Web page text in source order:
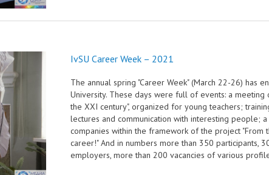
IvSU Career Week – 2021
The annual spring "Career Week" (March 22-26) has
University. These days were full of events: a meeting
the XXI century", organized for young teachers;
lectures and communication with interesting people;
companies within the framework of the project "From
career!" And in numbers more than 350 participants,
employers, more than 200 vacancies of various